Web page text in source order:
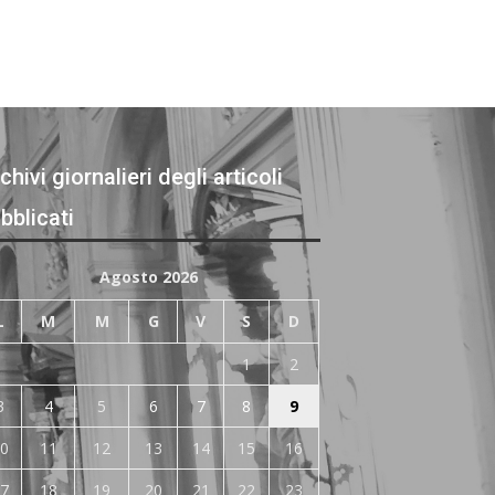
giornalieri degli articoli
Agosto 2026
M M G V S D
1
2
4 5 6 7 8
9
11 12 13 14 15
16
18 19 20 21 22 23